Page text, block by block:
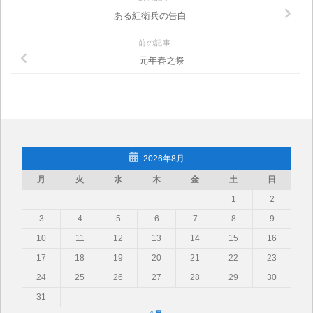
ある紅衛兵の告白
前の記事
元年春之祭
2026年8月
月 火 水 木 金 土
日
1
2
3
4 5 6 7 8
9
10
11 12 13 14 15
16
17
18 19 20 21 22
23
24
25 26 27 28 29
30
31